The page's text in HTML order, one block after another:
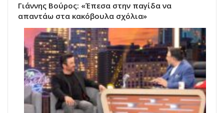
Γιάννης Βούρος: «Έπεσα στην παγίδα να
απαντάω στα κακόβουλα σχόλια»